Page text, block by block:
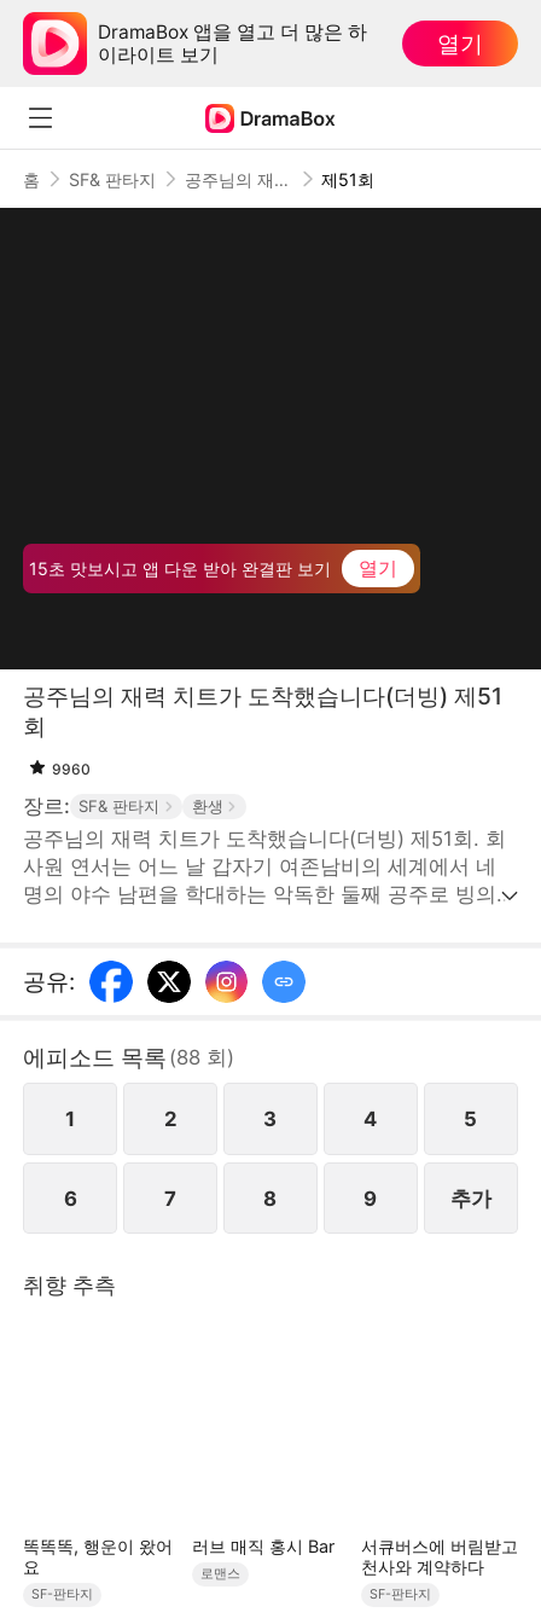
DramaBox 앱을 열고 더 많은 하
이라이트 보기
열기
홈 SF& 판타지 공주님의 재력 치트가 도착했습니다(더빙) 제51회
15초 맛보시고 앱 다운 받아 완결판 보기 열기
공주님의 재력 치트가 도착했습니다(더빙) 제51
회
9960
장르: SF& 판타지 환생
공주님의 재력 치트가 도착했습니다(더빙) 제51회. 회
사원 연서는 어느 날 갑자기 여존남비의 세계에서 네
명의 야수 남편을 학대하는 악독한 둘째 공주로 빙의한
사면초가에 놓인다. 그러나 ‘신호 시스템’을 각성한 연
서는 현대인의 지혜를 발휘해 역전의 길을 시작한다.
원'의 힘으로 경수의 충성을 얻으며, S급 정신 진정술
을 사용해, 만인의 주목 속에서 폭주한 백호 군신 성호
를 성공적으로 진정시킨다. 더 나아가 전 제국에 자신
래의 여왕이라는 것을 증명한다.STORYMATRIX
PTE.LTD
공유:
에피소드 목록 (88 회)
1 2 3 4 5
6 7 8 9 추가
취향 추측
똑똑똑, 행운이 왔어
요
SF-판타지
러브 매직 홍시 Bar
로맨스
서큐버스에 버림받고
천사와 계약하다
SF-판타지